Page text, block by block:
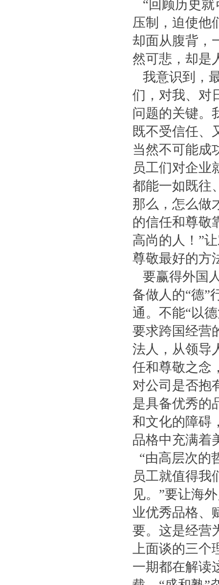
“回顾历史就
压制，迫使他
却面从腹背，
然可悲，却是
我意识到，
们，对我、对
问题的关键。
既不受信任、
当然不可能成
员工们对企业
都能一如既往
那么，怎么做
的信任和尊敬
高尚的人！”
尊敬最好的方
要赢得外国
备做人的“德”
通。不能“以
要求跨国经营
法人，从领导
任和尊敬之念
对公司是否抱
是具备优秀的
和文化的障碍
品格中充满着
“由高层次的
员工就值得我
见。”要让海
业优秀品格、
要。这是经营
上面谈的三个
一期都在解读